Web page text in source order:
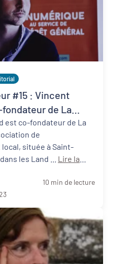
#15 : Vincent
de La
est co-fondateur de La
de
située à Saint-
Lire la
10 min de lecture